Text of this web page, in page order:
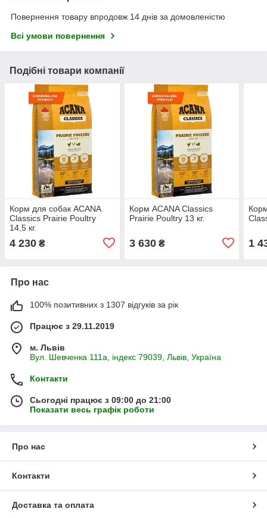
Повернення товару впродовж 14 днів за домовленістю
Всі умови повернення
Подібні товари компанії
Корм для собак ACANA
Classics Prairie Poultry
14,5 кг.
4 230 ₴
Корм ACANA Classics
Prairie Poultry 13 кг.
3 630₴ 1
Про нас
100% позитивних з 1307 відгуків за рік
Працює з 29.11.2019
м. Львів
Вул. Шевченка 111а, індекс 79039, Львів, Україна
Контакти
Сьогодні працює з 09:00 до 21:00
Показати весь графік роботи
Про нас
Контакти
Доставка та оплата